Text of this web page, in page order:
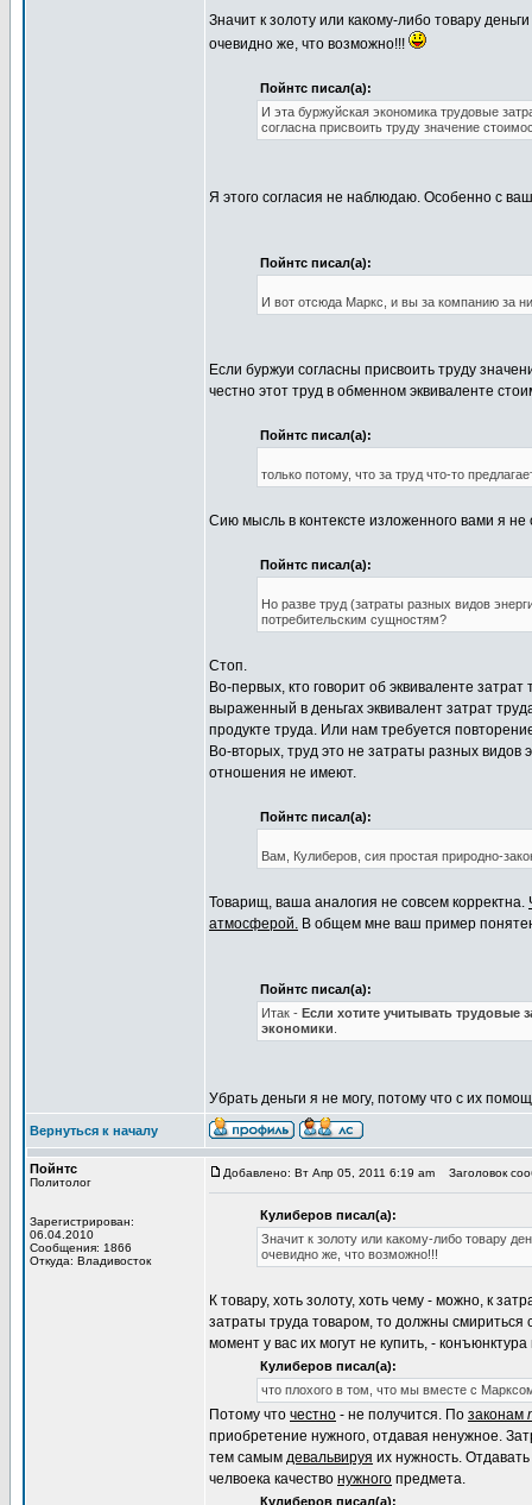
Значит к золоту или какому-либо товару
очевидно же, что возможно!!!
Пойнтс писал(а):
И эта буржуйская экономика трудовые
согласна присвоить труду значение
Я этого согласия не наблюдаю. Особенно с
Пойнтс писал(а):
И вот отсюда Маркс, и вы за компанию за
Если буржуи согласны присвоить труду
честно этот труд в обменном эквиваленте
Пойнтс писал(а):
только потому, что за труд что-то
Сию мысль в контексте изложенного вами я не
Пойнтс писал(а):
Но разве труд (затраты разных видов
потребительским сущностям?
Стоп.
Во-первых, кто говорит об эквиваленте
выраженный в деньгах эквивалент затрат
продукте труда. Или нам требуется
Во-вторых, труд это не затраты разных видов
отношения не имеют.
Пойнтс писал(а):
Вам, Кулиберов, сия простая природно-
Товарищ, ваша аналогия не совсем корректна.
атмосферой. В общем мне ваш пример
Пойнтс писал(а):
Итак - Если хотите учитывать трудовые
экономики
Убрать деньги я не могу, потому что с их
Вернуться к началу
Пойнтс
Политолог
Зарегистрирован:
06.04.2010
Сообщения: 1866
Откуда: Владивосток
Добавлено: Вт Апр 05, 2011 6:19 am Заголовок
Кулиберов писал(а):
Значит к золоту или какому-либо товару
очевидно же, что возможно!!!
К товару, хоть золоту, хоть чему - можно, к
затраты труда товаром, то должны смириться
момент у вас их могут не купить, - конъюнктура
Кулиберов писал(а):
что плохого в том, что мы вместе с
Потому что честно - не получится. По законам
приобретение нужного, отдавая ненужное.
тем самым девальвируя их нужность.
челвоека качество нужного предмета.
Кулиберов писал(а):